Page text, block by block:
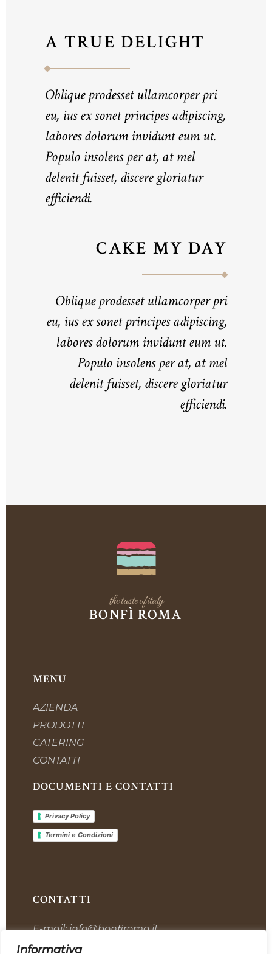
Informativa
A TRUE DELIGHT
Oblique prodesset ullamcorper pri
eu, ius ex sonet principes adipiscing,
labores dolorum invidunt eum ut.
Populo insolens per at, at mel
delenit fuisset, discere gloriatur
efficiendi.
CAKE MY DAY
Oblique prodesset ullamcorper pri
eu, ius ex sonet principes adipiscing,
labores dolorum invidunt eum ut.
Populo insolens per at, at mel
delenit fuisset, discere gloriatur
efficiendi.
the taste of italy
BONFÌ ROMA
MENU
AZIENDA
PRODOTTI
CATERING
CONTATTI
DOCUMENTI E CONTATTI
Privacy Policy
Termini e Condizioni
CONTATTI
E-mail:info@bonfiroma.it
Telefono:+39 328 7419311